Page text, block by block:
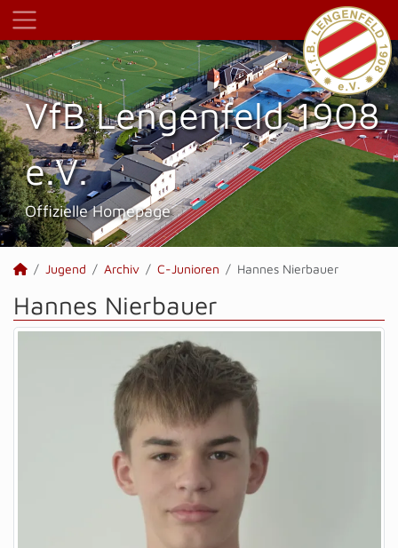
VfB Lengenfeld 1908
e.V.
Offizielle Homepage
Jugend Archiv C-Junioren Hannes Nierbauer
Hannes Nierbauer